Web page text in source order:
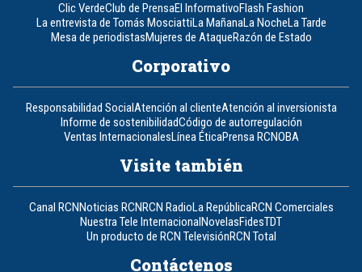
Clic VerdeClub de PrensaEl InformativoFlash Fashion
La entrevista de Tomás MosciattiLa MañanaLa NocheLa Tarde
Mesa de periodistasMujeres de AtaqueRazón de Estado
Corporativo
Responsabilidad SocialAtención al clienteAtención al inversionista
Informe de sostenibilidadCódigo de autorregulación
Ventas InternacionalesLínea ÉticaPrensa RCNOBA
Visite también
Canal RCN Noticias RCN RCN RadioLa RepúblicaRCN Comerciales
Nuestra Tele Internacional NovelasFidesTDT
Un producto de RCN TelevisiónRCN Total
Contáctenos